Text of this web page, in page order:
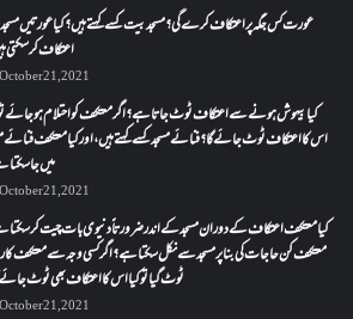
عورت کس جگہ پر اعتکاف کرے گی؟مسجد بیت کسے کہتے ہیں؟کیا عورتیں
اعتکاف کر سکتی
October 21, 2021
کیا بیہوش ہونے سے اعتکاف ٹوٹ جاتا ہے؟ اگر معتکف کو احتلام ہو جائے
اس کا اعتکاف ٹوٹ جائے گا؟فنائے مسجد کسے کہتے ہیں ، اور کیا معتکف فنائے
میں جا
October 21, 2021
کیا معتکف اعتکاف کے دوران مسجد کے اندر ضرورتاً دنیوی بات چیت کر
معتکف کن حاجات کی بنا پر مسجد سے نکل سکتا ہے؟ اگر کسی وجہ سے معتکف کا
ٹوٹ گیا تو کیا اس کا اعتکاف بھی ٹوٹ
October 21, 2021